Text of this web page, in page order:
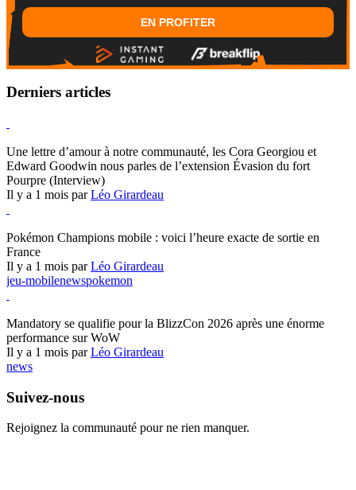
EN PROFITER
Derniers articles
Une lettre d’amour à notre communauté, les Cora Georgiou et
Edward Goodwin nous parles de l’extension Évasion du fort
Pourpre (Interview)
Il y a 1 mois parLéo Girardeau
Pokémon Champions mobile : voici l’heure exacte de sortie en
France
Il y a 1 mois parLéo Girardeau
jeu-mobilenewspokemon
Mandatory se qualifie pour la BlizzCon 2026 après une énorme
performance sur WoW
Il y a 1 mois parLéo Girardeau
news
Suivez-nous
Rejoignez la communauté pour ne rien manquer.